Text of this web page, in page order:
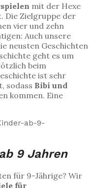
mit der Hexe
Die Zielgruppe der
vier und zehn
Auch unsere
neusten Geschichten
geht es um
beim
ist sehr
sodass Bibi und
kommen. Eine
9 Jahren
für 9-Jährige? Wir
für